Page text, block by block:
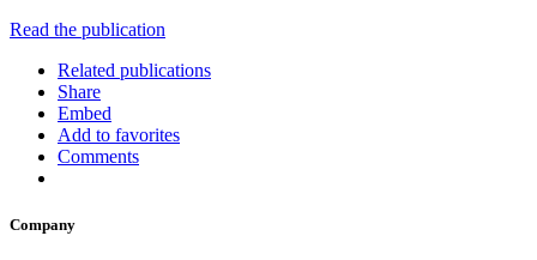
Read the publication
Related publications
Share
Embed
Add to favorites
Comments
Company